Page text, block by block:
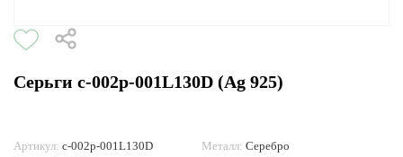
РАЗНОЕ
ДОСТАВКА И ОПЛАТА
Серьги с-002р-001L130D (Ag 925)
Артикул: с-002р-001L130D Металл: Серебро